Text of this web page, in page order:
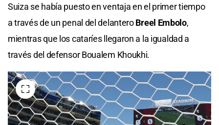
Suiza se había puesto en ventaja en el primer tiempo
a través de un penal del delanteroBreel Embolo,
mientras que los cataríes llegaron a la igualdad a
través del defensor Boualem Khoukhi.